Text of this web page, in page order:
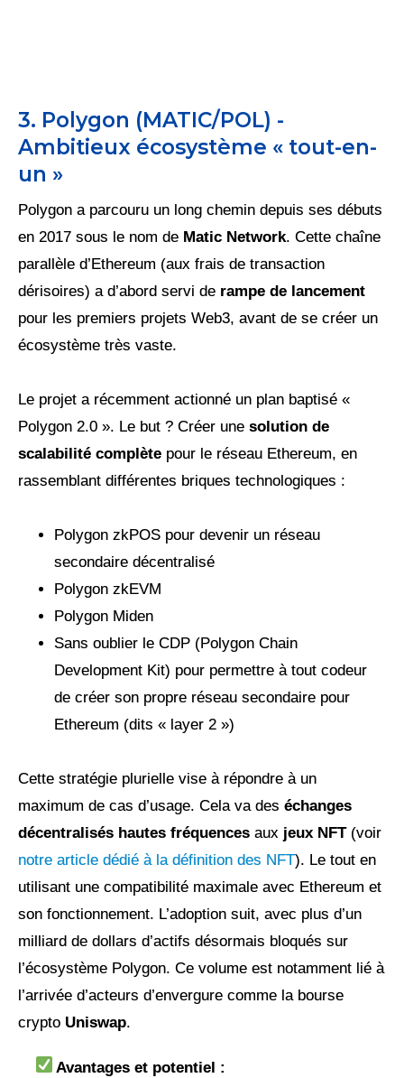
3. Polygon (MATIC/POL) -
Ambitieux écosystème « tout-en-
un »
Polygon a parcouru un long chemin depuis ses débuts
en 2017 sous le nom de Matic Network. Cette chaîne
parallèle d’Ethereum (aux frais de transaction
dérisoires) a d’abord servi de rampe de lancement
pour les premiers projets Web3, avant de se créer un
écosystème très vaste.
Le projet a récemment actionné un plan baptisé «
Polygon 2.0 ». Le but ? Créer une solution de
scalabilité complète pour le réseau Ethereum, en
rassemblant différentes briques technologiques :
Polygon zkPOS pour devenir un réseau
secondaire décentralisé
Polygon zkEVM
Polygon Miden
Sans oublier le CDP (Polygon Chain
Development Kit) pour permettre à tout codeur
de créer son propre réseau secondaire pour
Ethereum (dits « layer 2 »)
Cette stratégie plurielle vise à répondre à un
maximum de cas d’usage. Cela va des échanges
décentralisés hautes fréquences aux jeux NFT(voir
notre article dédié à la définition des NFT). Le tout en
utilisant une compatibilité maximale avec Ethereum et
son fonctionnement. L’adoption suit, avec plus d’un
milliard de dollars d’actifs désormais bloqués sur
l’écosystème Polygon. Ce volume est notamment lié à
l’arrivée d’acteurs d’envergure comme la bourse
crypto Uniswap.
Avantages et potentiel :